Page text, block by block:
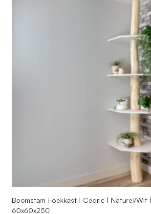
Boomstam Hoekkast | Cedric | Naturel/Wit |
60x60x250